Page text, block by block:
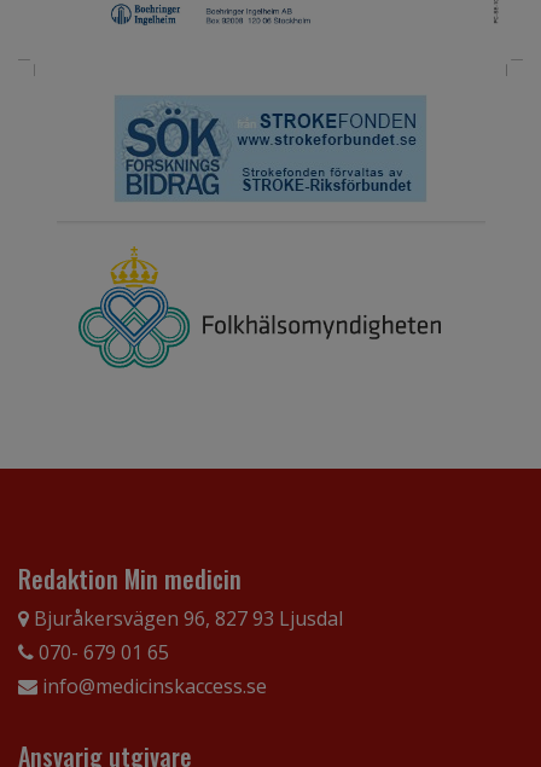
Redaktion Min medicin
Bjuråkersvägen 96, 827 93 Ljusdal
070- 679 01 65
info@medicinskaccess.se
Ansvarig utgivare